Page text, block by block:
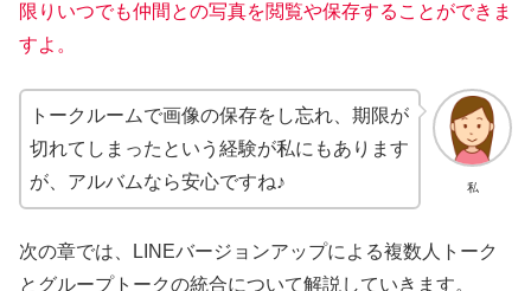
限りいつでも仲間との写真を閲覧や保存することができま
すよ。
私
トークルームで画像の保存をし忘れ、期限が
切れてしまったという経験が私にもあります
が、アルバムなら安心ですね♪
次の章では、LINEバージョンアップによる複数人トーク
とグループトークの統合について解説していきます。